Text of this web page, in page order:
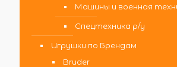
Машины и военная
Спецтехника р/у
Игрушки по Брендам
Bruder